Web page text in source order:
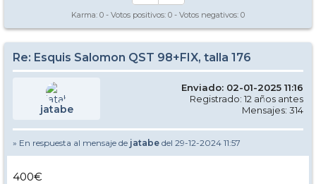
Karma: 0 - Votos positivos: 0 - Votos negativos: 0
Re: Esquis Salomon QST 98+FIX, talla 176
jatabe
Enviado: 02-01-2025 11:16
Registrado: 12 años antes
Mensajes: 314
» En respuesta al mensaje de jatabe del 29-12-2024 11:57
400€